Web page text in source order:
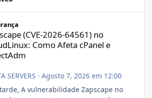
64561) no CloudLinux: Como Afeta cPanel
(CVE-2026-64561) no
Como Afeta cPanel e
SERVERS · Agosto 7, 2026 em 12:00
A vulnerabilidade Zapscape no